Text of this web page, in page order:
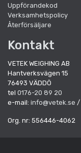
Uppförandekod
Verksamhetspolicy
Återförsäljare
Kontakt
VETEK WEIGHING AB
Hantverksvägen 15
76493 VÄDDÖ
tel 0176-20 89 20
e-mail: info@vetek.se /
Org. nr: 556446-4062